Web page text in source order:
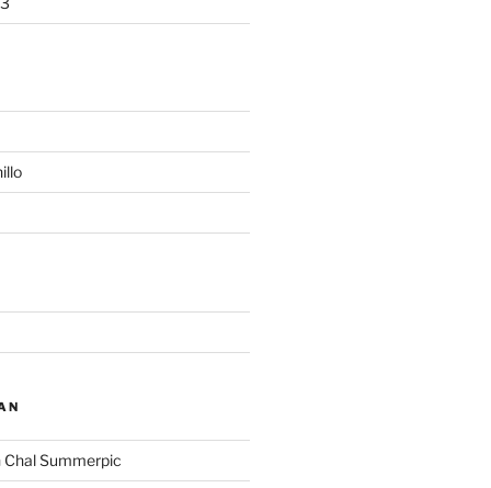
Chal Summerpic